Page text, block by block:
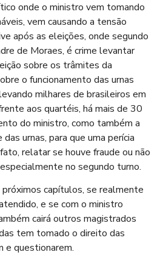
onde o ministro vem tomando
vem causando a tensão
após as eleições, onde segundo
de Moraes, é crime levantar
sobre os trâmites da
o funcionamento das urnas
milhares de brasileiros em
aos quartéis, há mais de 30
do ministro, como também a
urnas, para que uma perícia
relatar se houve fraude ou não
no segundo turno.
capítulos, se realmente
e se com o ministro
cairá outros magistrados
tem tomado o direito das
e questionarem.